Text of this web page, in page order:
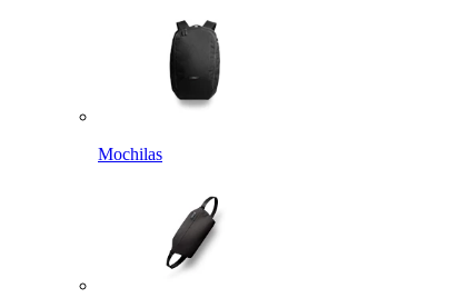
Mochilas